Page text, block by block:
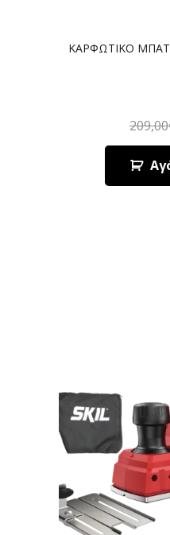
ΚΑΡΦΩΤΙΚΟ
209,00